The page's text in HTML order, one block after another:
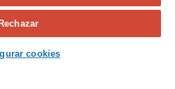
tu seguro
con nosotros
Rechazar
cookies